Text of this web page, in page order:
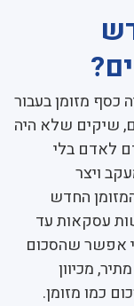
כסף מזומן בעבור
שיקים שלא היה
לאדם בלי
ויצר
החדש
עסקאות עד
אפשר שהסכום
מכיוון
כמו מזומן.